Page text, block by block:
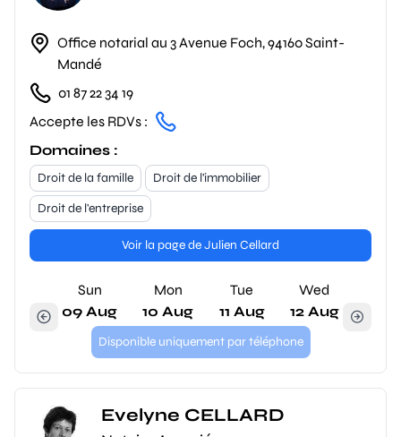
Office notarial au 3 Avenue Foch, 94160 Saint-
Mandé
01 87 22 34 19
Accepte les RDVs :
Domaines :
Droit de la famille
Droit de l'immobilier
Droit de l'entreprise
Voir la page de Julien Cellard
Sun
09 Aug
Mon
10 Aug
Tue
11 Aug
Wed
12 Aug
Disponible uniquement par téléphone
Evelyne CELLARD